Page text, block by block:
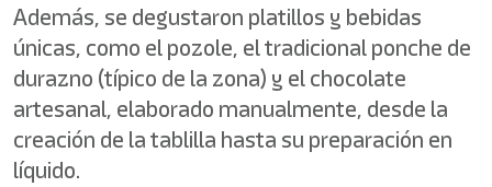
Además, se degustaron platillos y bebidas
únicas, como el pozole, el tradicional ponche de
durazno (típico de la zona) y el chocolate
artesanal, elaborado manualmente, desde la
creación de la tablilla hasta su preparación en
líquido.